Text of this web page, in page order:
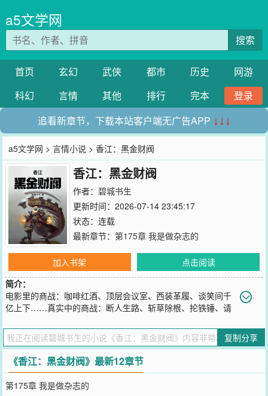
a5文学网
搜索
首页 玄幻 武侠 都市 历史
网游
科幻
言情 其他 排行 完本
登录
追看新章节，下载本站客户端无广告APP ↓↓↓
a5文学网 >言情小说 > 香江：黑金财阀
香江：黑金财阀
作者： 碧城书生
更新时间：2026-07-14 23:45:17
状态：连载
最新章节： 第175章 我是做杂志的
加入书架
点击阅读
简介：
电影里的商战：咖啡红酒、顶层会议室、西装革履、谈笑间千
亿上下……真实中的商战：断人生路、斩草除根、抡铁锤、请
从港岛到英伦，从亚洲到北美，成就我的黑金帝国。
您要是觉得《香江：黑金财阀》还不错的话请不要忘记向您QQ群和微
博微信里的朋友推荐哦！
复制分享
《香江：黑金财阀》最新12章节
第175章 我是做杂志的